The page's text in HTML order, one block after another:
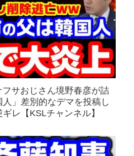
フサおじさん境野春彦が詰
」差別的なデマを投稿し
レ【KSLチャンネル】